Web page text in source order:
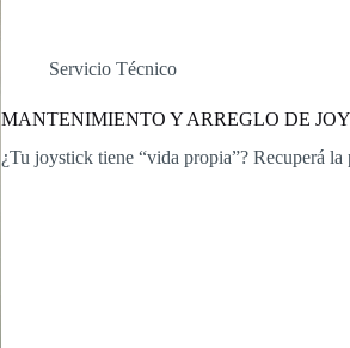
Servicio Técnico
MANTENIMIENTO Y ARREGLO DE
¿Tu joystick tiene “vida propia”? Recuperá